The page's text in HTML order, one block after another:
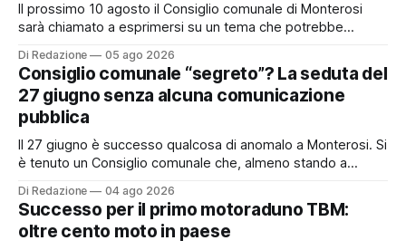
Il prossimo 10 agosto il Consiglio comunale di Monterosi
sarà chiamato a esprimersi su un tema che potrebbe
possibile adesione del Comune alla cosiddetta
“rottamazione quinquies” dei carichi affidati all’Agente della
Riscossione. Prima, però, c’è un tema politico che merita
Di Redazione 05 ago 2026
Consiglio comunale “segreto”? La seduta del
27 giugno senza alcuna comunicazione
pubblica
Il 27 giugno è successo qualcosa di anomalo a Monterosi. Si
è tenuto un Consiglio comunale che, almeno stando a
pubblicamente comunicato ai cittadini attraverso l’Albo
Pretorio. Un’anomalia che merita spiegazioni. Il Consiglio
comunale è, per sua natura, un’assemblea
Di Redazione 04 ago 2026
Successo per il primo motoraduno TBM:
oltre cento moto in paese